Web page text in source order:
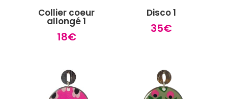
Collier coeur
allongé 1
18€
Disco 1
35€